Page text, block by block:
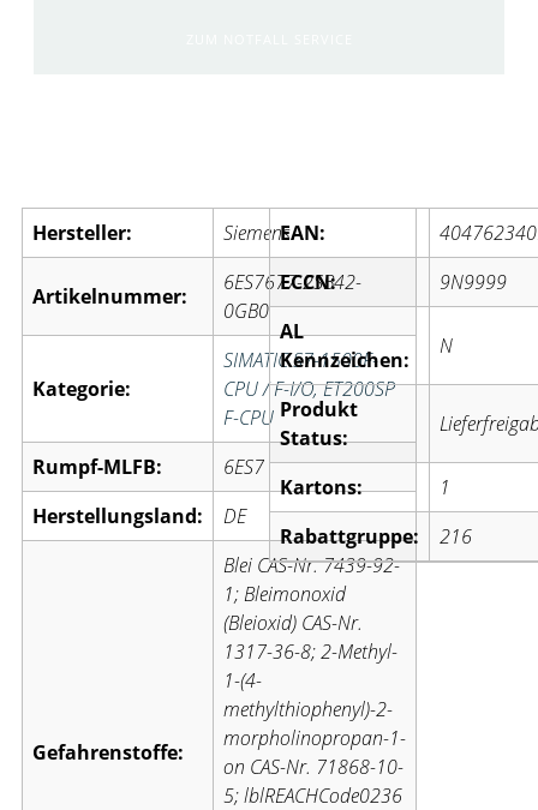
Hersteller: Siemens
Artikelnummer:
6ES7677-2SB42-
0GB0
Kategorie:
SIMATIC S7-1500F-
CPU / F-I/O, ET200SP
F-CPU
Rumpf-MLFB:
6ES7
Herstellungsland:
DE
Gefahrenstoffe:
Blei CAS-Nr. 7439-92-
1; Bleimonoxid
(Bleioxid) CAS-Nr.
1317-36-8; 2-Methyl-
1-(4-
methylthiophenyl)-2-
morpholinopropan-1-
on CAS-Nr. 71868-10-
5; lblREACHCode0236
EAN:
ECCN:
9N9999
AL
Kennzeichen:
N
Produkt
Status:
Kartons:
1
Rabattgruppe:
216